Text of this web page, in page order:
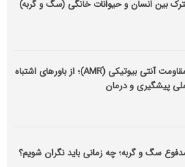
بین انسان و حیوانات خانگی (سگ و گربه)
راهنمای جامع مقاومت آنتی بیوتیکی (َAMR)؛ از باورهای اشتباه
پیشگیری و درمان
سگ و گربه؛ چه زمانی باید نگران شویم؟